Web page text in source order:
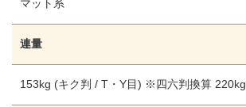
マット系
連量
153kg (キク判 / T・Y目) ※四六判換算 220kg